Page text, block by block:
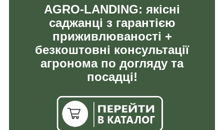
AGRO-LANDING: якісні
саджанці з гарантією
приживлюваності +
безкоштовні консультації
агронома по догляду та
посадці!